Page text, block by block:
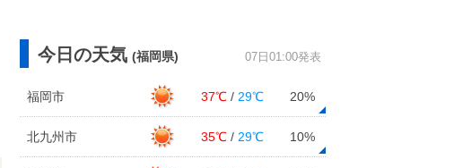
今日の天気 (福岡県) 07日01:00発表
福岡市 37℃ / 29℃ 20%
北九州市 35℃ / 29℃ 10%